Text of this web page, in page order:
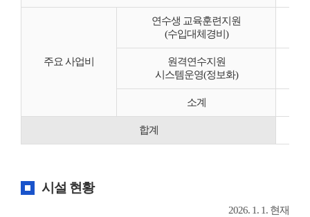
주요 사업비
연수생 교육훈련지원
(수입대체경비)
원격연수지원
시스템운영(정보화)
소계
합계
시설 현황
2026. 1. 1. 현재